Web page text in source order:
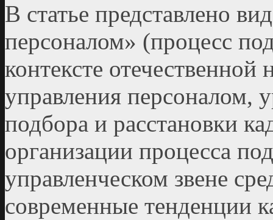
В статье представлено
персоналом» (процесс
контексте
управления персоналом,
подбора и расстановки
организации процесса
управленческом звене
современные тенденции